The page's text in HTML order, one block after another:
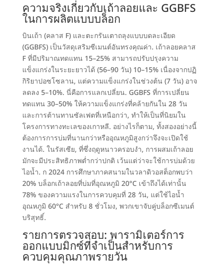
ความจริงเกี่ยวกับเถ้าลอยและ GGBFS
ในการผลิตแบบบล็อก
บินเถ้า (คลาส F) และตะกรันเตาถลุงแบบบดละเอียด
(GGBFS) เป็นวัสดุเสริมซีเมนต์อันทรงคุณค่า. เถ้าลอยคลาส
F ที่มีปริมาณทดแทน 15–25% สามารถปรับปรุงความ
แข็งแกร่งในระยะยาวได้(56–90 วัน) 10–15% เนื่องจากปฏิ
กิริยาปอซโซลาน, แต่ความแข็งแกร่งในช่วงต้น (7 วัน) อาจ
ลดลง 5–10%. นี่คือการแลกเปลี่ยน. GGBFS ที่การเปลี่ยน
ทดแทน 30–50% ให้ความแข็งแกร่งที่คล้ายกันใน 28 วัน
และการต้านทานซัลเฟตที่เหนือกว่า, ทำให้เป็นที่นิยมใน
โครงการทางทะเลของเกาหลี. อย่างไรก็ตาม, ทั้งสองอย่างนี้
ต้องการการบ่มที่นานกว่าหรืออุณหภูมิสูงกว่าจึงจะเปิดใช้
งานได้. ในรัสเซีย, ที่ซึ่งฤดูหนาวครอบงำ, การผสมเถ้าลอย
มักจะมีประสิทธิภาพต่ำกว่าปกติ เว้นแต่ว่าจะใช้การบ่มด้วย
ไอน้ำ. ก 2024 การศึกษาภาคสนามในวลาดิวอสต็อกพบว่า
20%บล็อกเถ้าลอยที่บ่มที่อุณหภูมิ 20°C เข้าถึงได้เท่านั้น
78%ของความแรงในการควบคุมที่28 วัน, แต่ใช้ไอน้ำ
อุณหภูมิ 60°C สำหรับ 8 ชั่วโมง, พวกเขาจับคู่บล็อกซีเมนต์
บริสุทธิ์.
รายการตรวจสอบ:พารามิเตอร์การ
ออกแบบมิกซ์ที่จำเป็นสำหรับการ
ควบคุมคุณภาพรายวัน